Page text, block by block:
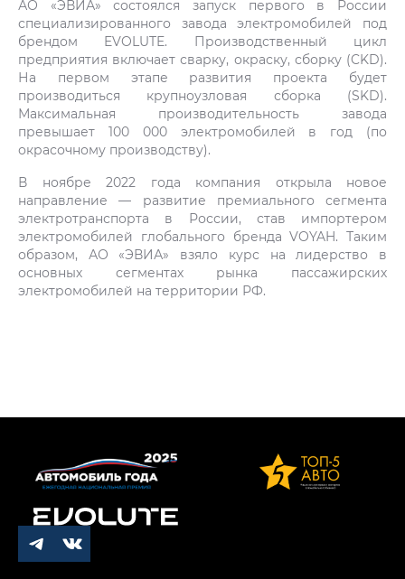
АО «ЭВИА» состоялся запуск первого в России
специализированного завода электромобилей под
брендом EVOLUTE. Производственный цикл
предприятия включает сварку, окраску, сборку (CKD).
На первом этапе развития проекта будет
производиться крупноузловая сборка (SKD).
Максимальная производительность завода
превышает 100 000 электромобилей в год (по
окрасочному производству).
В ноябре 2022 года компания открыла новое
направление — развитие премиального сегмента
электротранспорта в России, став импортером
электромобилей глобального бренда VOYAH. Таким
образом, АО «ЭВИА» взяло курс на лидерство в
основных сегментах рынка пассажирских
электромобилей на территории РФ.